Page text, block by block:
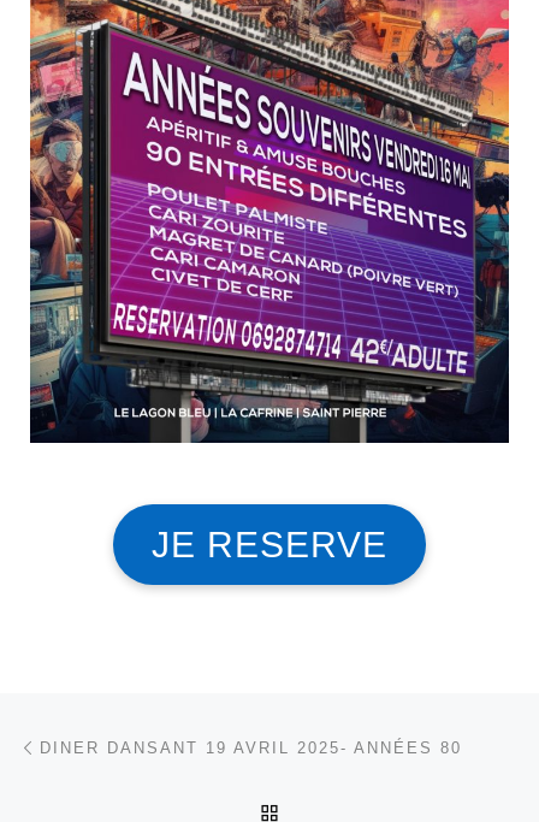
JE RESERVE
Parcourir les articles
DINER DANSANT 19 AVRIL 2025- ANNÉES 80